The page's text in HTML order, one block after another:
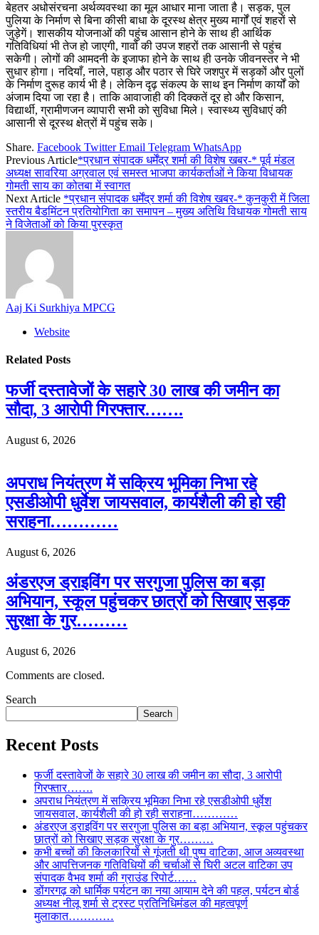
बेहतर अधोसंरचना अर्थव्यवस्था का मूल आधार माना जाता है। सड़क, पुल
पुलिया के निर्माण से बिना कीसी बाधा के दूरस्थ क्षेत्र मुख्य मार्गों एवं शहरों से
जुड़ेगें। शासकीय योजनाओं की पहुंच आसान होने के साथ ही आर्थिक
गतिविधियां भी तेज हो जाएगी, गावों की उपज शहरों तक आसानी से पहुंच
सकेगी। लोगों की आमदनी के इजाफा होने के साथ ही उनके जीवनस्तर ने भी
सुधार होगा। नदियाँ, नाले, पहाड़ और पठार से घिरे जशपुर में सड़कों और पुलों
के निर्माण दुरूह कार्य भी है। लेकिन दृढ़ संकल्प के साथ इन निर्माण कार्यों को
अंजाम दिया जा रहा है। ताकि आवाजाही की दिक्कतें दूर हो और किसान,
विद्यार्थी, ग्रामीणजन व्यापारी सभी को सुविधा मिले। स्वास्थ्य सुविधाएं की
आसानी से दूरस्थ क्षेत्रों में पहुंच सके।
Share. Facebook Twitter Email Telegram WhatsApp
Previous Article*प्रधान संपादक धर्मेंद्र शर्मा की विशेष खबर-* पूर्व मंडल
अध्यक्ष सावरिया अग्रवाल एवं समस्त भाजपा कार्यकर्ताओं ने किया विधायक
गोमती साय का कोतबा में स्वागत
Next Article *प्रधान संपादक धर्मेंद्र शर्मा की विशेष खबर-* कुनकुरी में जिला
स्तरीय बैडमिंटन प्रतियोगिता का समापन – मुख्य अतिथि विधायक गोमती साय
ने विजेताओं को किया पुरस्कृत
Aaj Ki Surkhiya MPCG
Website
Related Posts
फर्जी दस्तावेजों के सहारे 30 लाख की जमीन का
सौदा, 3 आरोपी गिरफ्तार…….
August 6, 2026
अपराध नियंत्रण में सक्रिय भूमिका निभा रहे
एसडीओपी धुर्वेश जायसवाल, कार्यशैली की हो रही
सराहना…………
August 6, 2026
अंडरएज ड्राइविंग पर सरगुजा पुलिस का बड़ा
अभियान, स्कूल पहुंचकर छात्रों को सिखाए सड़क
सुरक्षा के गुर………
August 6, 2026
Comments are closed.
Search
Search
Recent Posts
फर्जी दस्तावेजों के सहारे 30 लाख की जमीन का सौदा, 3 आरोपी
गिरफ्तार…….
अपराध नियंत्रण में सक्रिय भूमिका निभा रहे एसडीओपी धुर्वेश
जायसवाल, कार्यशैली की हो रही सराहना…………
अंडरएज ड्राइविंग पर सरगुजा पुलिस का बड़ा अभियान, स्कूल पहुंचकर
छात्रों को सिखाए सड़क सुरक्षा के गुर………
कभी बच्चों की किलकारियों से गूंजती थी पुष्प वाटिका, आज अव्यवस्था
और आपत्तिजनक गतिविधियों की चर्चाओं से घिरी अटल वाटिका उप
संपादक वैभव शर्मा की ग्राउंड रिपोर्ट……
डोंगरगढ़ को धार्मिक पर्यटन का नया आयाम देने की पहल, पर्यटन बोर्ड
अध्यक्ष नीलू शर्मा से ट्रस्ट प्रतिनिधिमंडल की महत्वपूर्ण
मुलाकात…………